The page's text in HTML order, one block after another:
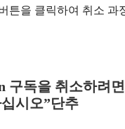
튼을 클릭하여 취소 과
구독을 취소하려
시오”단추